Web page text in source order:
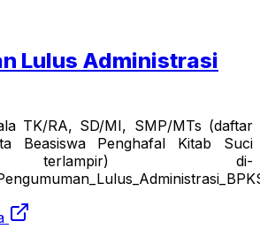
Lulus Administrasi
TK/RA, SD/MI, SMP/MTs (daftar
Beasiswa Penghafal Kitab Suci
terlampir) di-